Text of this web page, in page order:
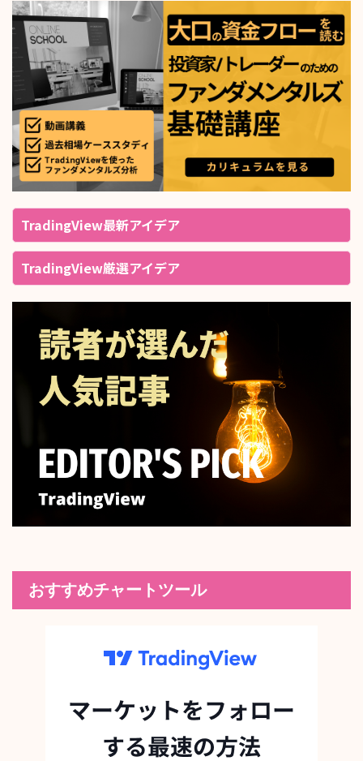
TradingView最新アイデア
TradingView厳選アイデア
おすすめチャートツール